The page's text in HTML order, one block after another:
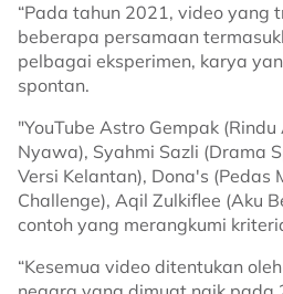
“Pada tahun 2021, video yang
beberapa persamaan
pelbagai eksperimen, karya
spontan.
"YouTube Astro Gempak
Nyawa), Syahmi Sazli (Drama
Versi Kelantan), Dona's (Pedas
Challenge), Aqil Zulkiflee (Aku
contoh yang merangkumi
“Kesemua video ditentukan